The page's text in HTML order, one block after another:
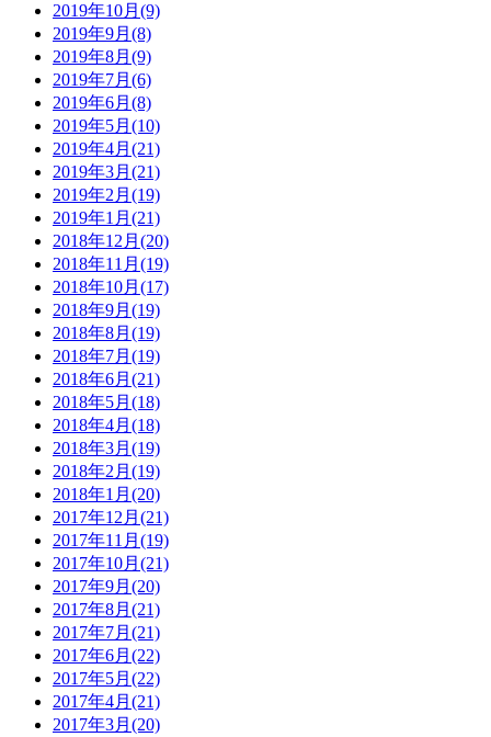
2019年10月(9)
2019年9月(8)
2019年8月(9)
2019年7月(6)
2019年6月(8)
2019年5月(10)
2019年4月(21)
2019年3月(21)
2019年2月(19)
2019年1月(21)
2018年12月(20)
2018年11月(19)
2018年10月(17)
2018年9月(19)
2018年8月(19)
2018年7月(19)
2018年6月(21)
2018年5月(18)
2018年4月(18)
2018年3月(19)
2018年2月(19)
2018年1月(20)
2017年12月(21)
2017年11月(19)
2017年10月(21)
2017年9月(20)
2017年8月(21)
2017年7月(21)
2017年6月(22)
2017年5月(22)
2017年4月(21)
2017年3月(20)